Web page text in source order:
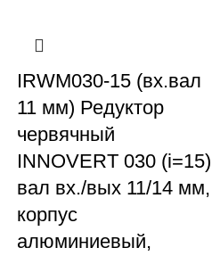
IRWM030-15 (вх.вал
11 мм) Редуктор
червячный
INNOVERT 030 (i=15)
вал вх./вых 11/14 мм,
корпус
алюминиевый,